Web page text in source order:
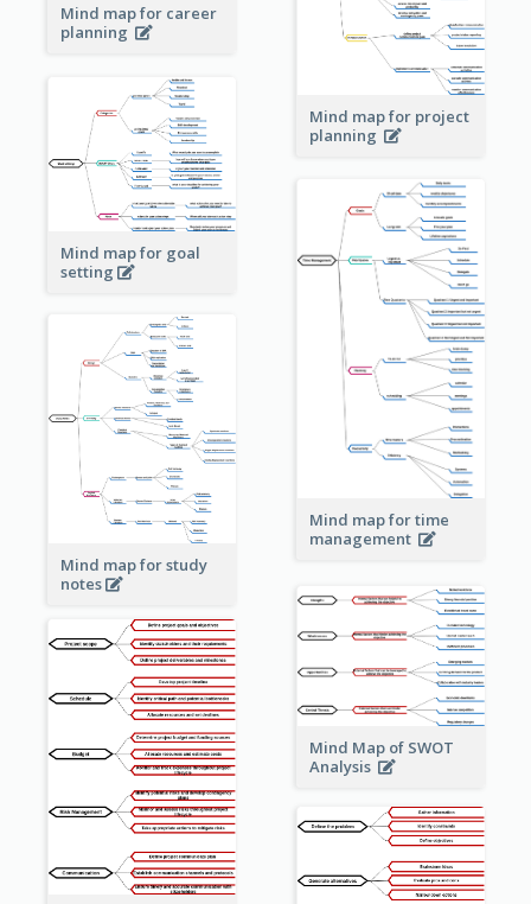
Mind map for career
planning
Mind map for project
planning
Mind map for goal
setting
Mind map for time
management
Mind map for study
notes
Mind Map of SWOT
Analysis